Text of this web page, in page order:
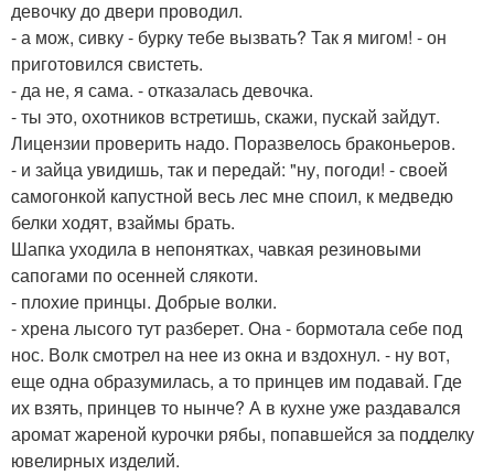
девочку до двери проводил.
- а мож, сивку - бурку тебе вызвать? Так я мигом! - он
приготовился свистеть.
- да не, я сама. - отказалась девочка.
- ты это, охотников встретишь, скажи, пускай зайдут.
Лицензии проверить надо. Поразвелось браконьеров.
- и зайца увидишь, так и передай: "ну, погоди! - своей
самогонкой капустной весь лес мне споил, к медведю
белки ходят, взаймы брать.
Шапка уходила в непонятках, чавкая резиновыми
сапогами по осенней слякоти.
- плохие принцы. Добрые волки.
- хрена лысого тут разберет. Она - бормотала себе под
нос. Волк смотрел на нее из окна и вздохнул. - ну вот,
еще одна образумилась, а то принцев им подавай. Где
их взять, принцев то нынче? А в кухне уже раздавался
аромат жареной курочки рябы, попавшейся за подделку
ювелирных изделий.